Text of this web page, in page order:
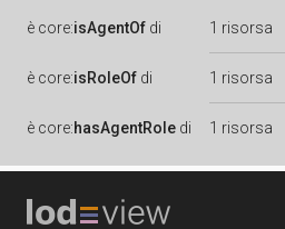
è core:isAgentOf di 1 risorsa
è core:isRoleOf di 1 risorsa
è core:hasAgentRole di 1 risorsa